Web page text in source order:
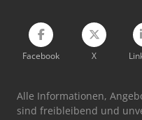
Holzkraft Vsa 300
Facebook X
Alle Informationen,
sind freibleibend und